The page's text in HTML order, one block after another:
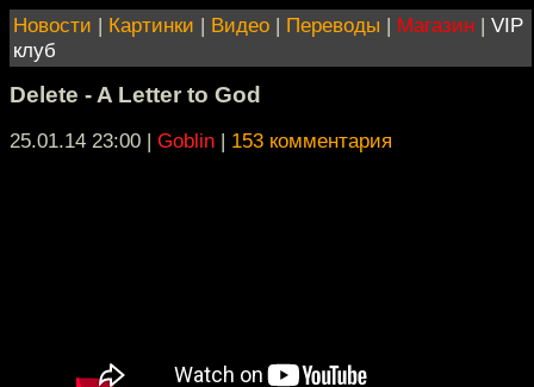
Новости | Картинки | Видео | Переводы | Магазин | VIP
клуб
Delete - A Letter to God
25.01.14 23:00 | Goblin | 153 комментария